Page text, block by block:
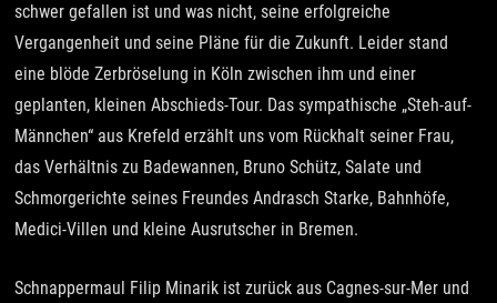
schwer gefallen ist und was nicht, seine erfolgreiche
Vergangenheit und seine Pläne für die Zukunft. Leider stand
eine blöde Zerbröselung in Köln zwischen ihm und einer
geplanten, kleinen Abschieds-Tour. Das sympathische „Steh-auf-
Männchen“ aus Krefeld erzählt uns vom Rückhalt seiner Frau,
das Verhältnis zu Badewannen, Bruno Schütz, Salate und
Schmorgerichte seines Freundes Andrasch Starke, Bahnhöfe,
Medici-Villen und kleine Ausrutscher in Bremen.
Schnappermaul Filip Minarik ist zurück aus Cagnes-sur-Mer und